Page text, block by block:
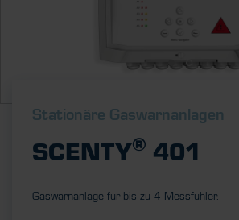
Stationäre Gaswarnanlagen
SCENTY® 401
Gaswarnanlage für bis zu 4 Messfühler.